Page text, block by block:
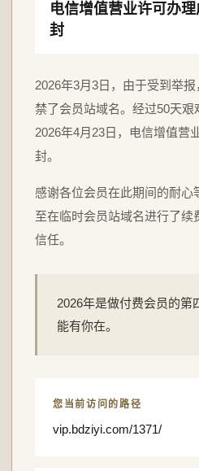
电信增值营业许可办
封
2026年3月3日，由于受到举
禁了会员站域名。经过50天艰
2026年4月23日，电信增值营
封。
感谢各位会员在此期间的耐心
至在临时会员站域名进行了续
信任。
2026年是做付费会员的第
能有你在。
您当前访问的路径
vip.bdziyi.com/1371/